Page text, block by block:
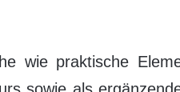
wie praktische
sowie als